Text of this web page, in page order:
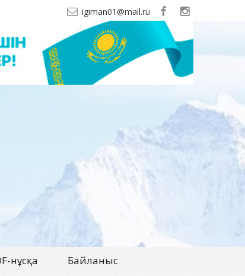
igiman01@mail.ru
нұсқа Байланыс